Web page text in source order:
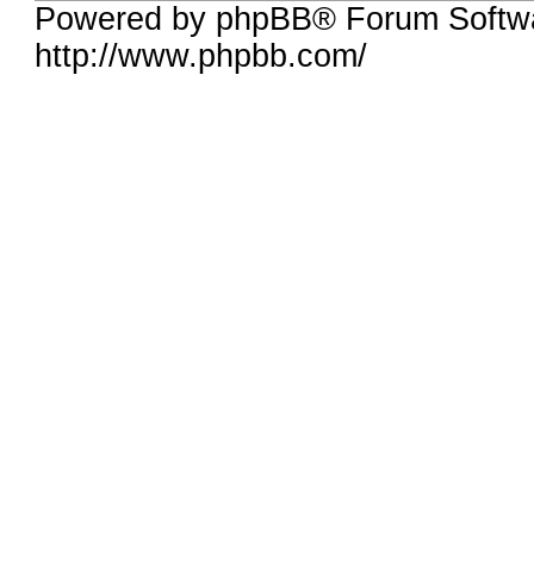
Powered by phpBB® Forum
http://www.phpbb.com/